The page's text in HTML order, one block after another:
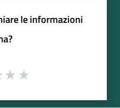
le informazioni